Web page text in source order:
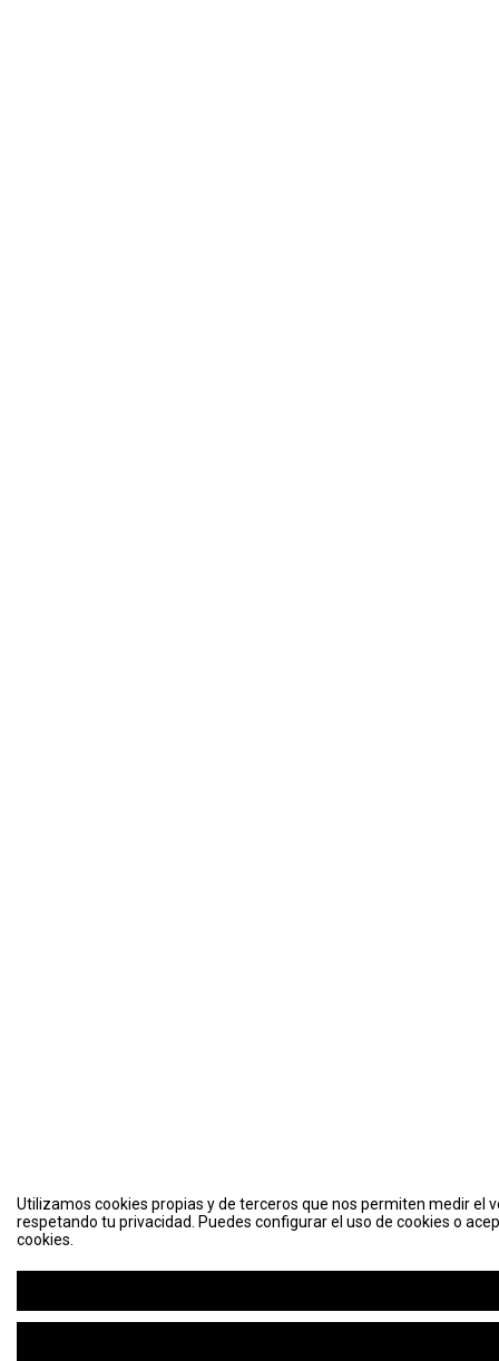
Utilizamos cookies propias y de terceros que nos permiten medir el
respetando tu privacidad. Puedes configurar el uso de cookies o
cookies.